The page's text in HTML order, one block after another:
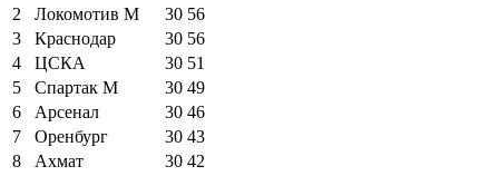
2
Локомотив М 30 56
3
Краснодар 30 56
4
ЦСКА 30 51
5
Спартак М 30 49
6
Арсенал 30 46
7
Оренбург 30 43
8
Ахмат 30 42